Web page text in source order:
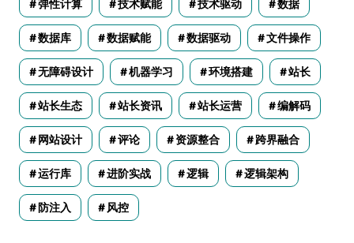
弹性计算 技术赋能 技术驱动 数据
数据库 数据赋能 数据驱动 文件操作
无障碍设计 机器学习 环境搭建 站长
站长生态 站长资讯 站长运营 编解码
网站设计 评论 资源整合 跨界融合
运行库 进阶实战 逻辑 逻辑架构
防注入 风控